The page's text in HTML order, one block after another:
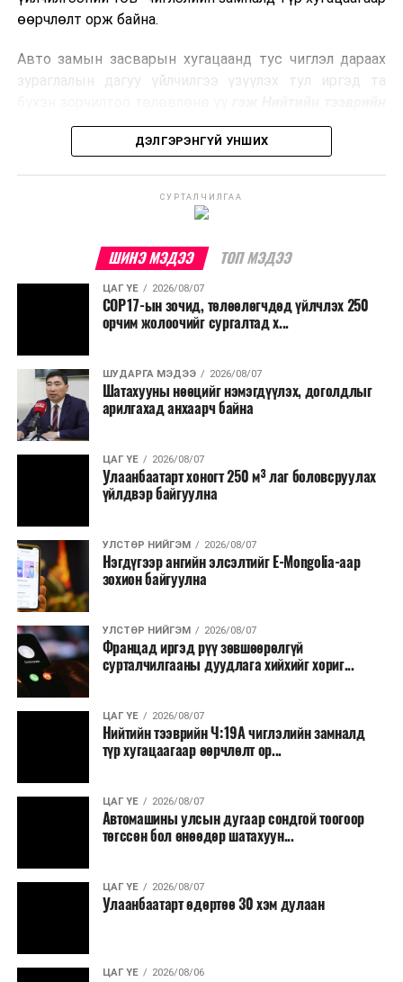
боловсруулах үйлдвэрүүдээр дулаан, цахилгаан
Ийнхүү лаг хатаах, шатаах технологийг лагийн
улсад өргөн ашиглаж байна.
өөрчлөлт орж байна.
Авто замын засварын хугацаанд тус чиглэл дараах
зураглалын дагуу үйлчилгээ үзүүлэх тул иргэд та
бодлогын газраас мэдээллээ.
ДЭЛГЭРЭНГҮЙ УНШИХ
СУРТАЛЧИЛГАА
ШИНЭ МЭДЭЭ ТОП МЭДЭЭ
ЦАГ ҮЕ 2026/08/07
COP17-ын зочид, төлөөлөгчдөд үйлчлэх 250
орчим жолоочийг сургалтад х...
ШУДАРГА МЭДЭЭ 2026/08/07
Шатахууны нөөцийг нэмэгдүүлэх, доголдлыг
арилгахад анхаарч байна
ЦАГ ҮЕ 2026/08/07
Улаанбаатарт хоногт 250 м³ лаг боловсруулах
үйлдвэр байгуулна
УЛСТӨР НИЙГЭМ 2026/08/07
Нэгдүгээр ангийн элсэлтийг E-Mongolia-аар
зохион байгуулна
УЛСТӨР НИЙГЭМ 2026/08/07
Францад иргэд рүү зөвшөөрөлгүй
сурталчилгааны дуудлага хийхийг хориг...
ЦАГ ҮЕ 2026/08/07
Нийтийн тээврийн Ч:19А чиглэлийн замналд
түр хугацаагаар өөрчлөлт ор...
ЦАГ ҮЕ 2026/08/07
Автомашины улсын дугаар сондгой тоогоор
төгссөн бол өнөөдөр шатахуун...
ЦАГ ҮЕ 2026/08/07
Улаанбаатарт өдөртөө 30 хэм дулаан
ЦАГ ҮЕ 2026/08/06